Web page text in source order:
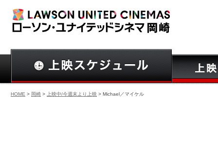
HOME > 岡崎 > 上映中/今週末より上映 > Michael／マイケル